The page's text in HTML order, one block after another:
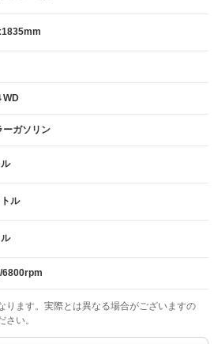
：装備あり
WD
ーガソリン
ル
6800rpm
ます。実際とは異なる場合がございますの
い。